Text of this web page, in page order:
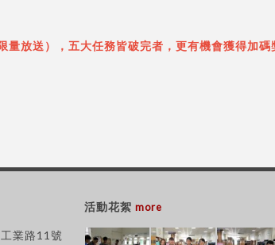
放送），五大任務皆破完者，更有機會獲得加
業路11號
活動花絮 more